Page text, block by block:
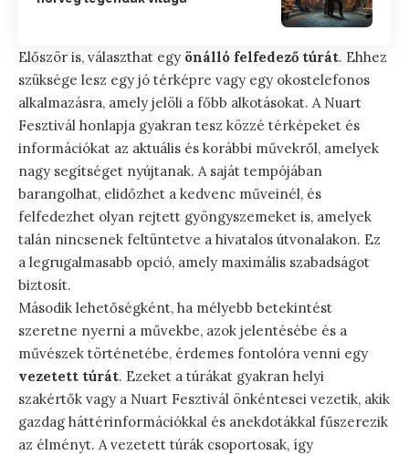
Először is, választhat egy önálló felfedező túrát. Ehhez
szüksége lesz egy jó térképre vagy egy okostelefonos
alkalmazásra, amely jelöli a főbb alkotásokat. A Nuart
Fesztivál honlapja gyakran tesz közzé térképeket és
információkat az aktuális és korábbi művekről, amelyek
nagy segítséget nyújtanak. A saját tempójában
barangolhat, elidőzhet a kedvenc műveinél, és
felfedezhet olyan rejtett gyöngyszemeket is, amelyek
talán nincsenek feltüntetve a hivatalos útvonalakon. Ez
a legrugalmasabb opció, amely maximális szabadságot
biztosít.
Második lehetőségként, ha mélyebb betekintést
szeretne nyerni a művekbe, azok jelentésébe és a
művészek történetébe, érdemes fontolóra venni egy
vezetett túrát. Ezeket a túrákat gyakran helyi
szakértők vagy a Nuart Fesztivál önkéntesei vezetik, akik
gazdag háttérinformációkkal és anekdotákkal fűszerezik
az élményt. A vezetett túrák csoportosak, így